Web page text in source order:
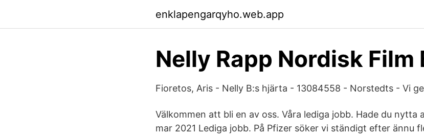
enklapengarqyho.web.app
Nelly Rapp Nordisk Film
Fioretos, Aris - Nelly B:s hjärta - 13084558 - Norstedts - Vi
Välkommen att bli en av oss. Våra lediga jobb. Hade du nytta
mar 2021 Lediga jobb. På Pfizer söker vi ständigt efter ännu